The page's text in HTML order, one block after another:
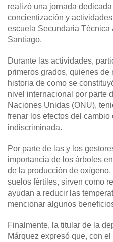
realizó una jornada
concientización y
escuela Secundaria
Santiago.
Durante las actividades,
primeros grados, quienes
historia de como se
nivel internacional por parte
Naciones Unidas (ONU),
frenar los efectos del cambio
indiscriminada.
Por parte de las y los
importancia de los árboles
de la producción de
suelos fértiles, sirven como
ayudan a reducir las
mencionar algunos
Finalmente, la titular de la
Márquez expresó que, con